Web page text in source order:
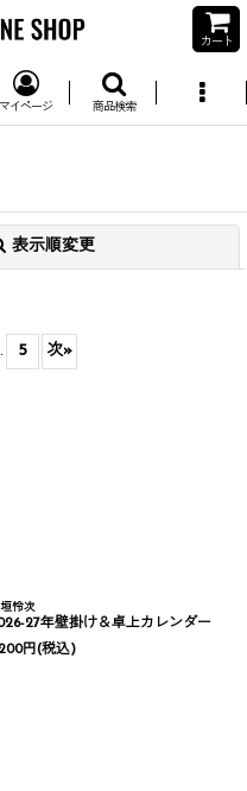
カート
マイページ 商品検索
表示順変更
5 次»
怜次
27年壁掛け＆卓上カレンダー
円(税込)